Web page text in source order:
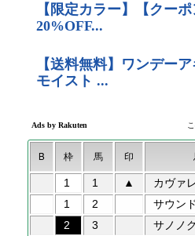
B 枠 馬 印
1 1 ▲ カヴァ
1
2 サウン
2
3 サノノ